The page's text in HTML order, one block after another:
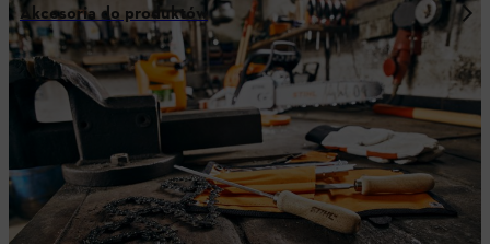
Akcesoria do produktów